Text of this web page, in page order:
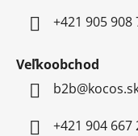
+421 905 908
Veľkoobchod
+421 904 667